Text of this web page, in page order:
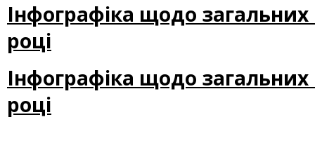
Інфографіка щодо загальних
році
Інфографіка щодо загальних
році